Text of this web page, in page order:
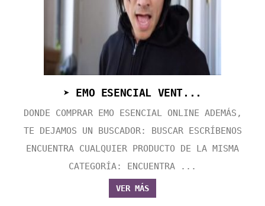
➤ EMO ESENCIAL VENT...
DONDE COMPRAR EMO ESENCIAL ONLINE ADEMÁS,
TE DEJAMOS UN BUSCADOR: BUSCAR ESCRÍBENOS
ENCUENTRA CUALQUIER PRODUCTO DE LA MISMA
CATEGORÍA: ENCUENTRA ...
VER MÁS